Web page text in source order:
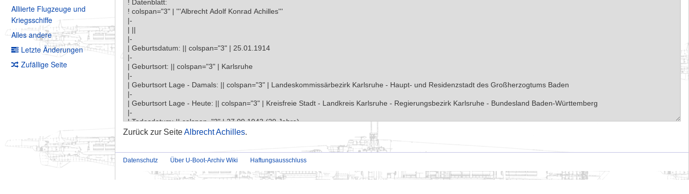
Alliierte Flugzeuge und
Kriegsschiffe
Alles andere
Letzte Änderungen
Zufällige Seite
Zurück zur SeiteAlbrecht Achilles.
Datenschutz Über U-Boot-Archiv Wiki Haftungsausschluss